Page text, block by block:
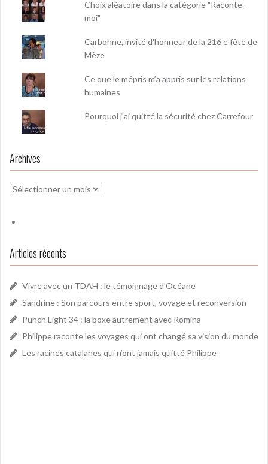
Choix aléatoire dans la catégorie "Raconte-
moi"
Carbonne, invité d'honneur de la 216 e fête de
Mèze
Ce que le mépris m’a appris sur les relations
humaines
Pourquoi j'ai quitté la sécurité chez Carrefour
Archives
Archives
Articles récents
Vivre avec un TDAH : le témoignage d’Océane
Sandrine : Son parcours entre sport, voyage et reconversion
Punch Light 34 : la boxe autrement avec Romina
Philippe raconte les voyages qui ont changé sa vision du monde
Les racines catalanes qui n’ont jamais quitté Philippe